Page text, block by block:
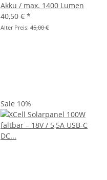
Akku / max. 1400 Lumen
40,50 € *
Alter Preis: 45,00 €
Sale 10%